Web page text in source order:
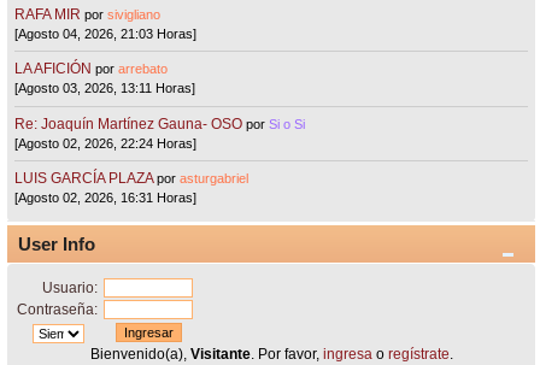
RAFA MIR porsivigliano
[Agosto 04, 2026, 21:03 Horas]
LA AFICIÓN porarrebato
[Agosto 03, 2026, 13:11 Horas]
Re: Joaquín Martínez Gauna- OSO porSi o Si
[Agosto 02, 2026, 22:24 Horas]
LUIS GARCÍA PLAZA porasturgabriel
[Agosto 02, 2026, 16:31 Horas]
User Info
Usuario:
Contraseña:
Bienvenido(a), Visitante. Por favor, ingresao regístrate.